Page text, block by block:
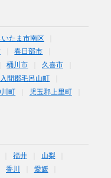
いたま市南区
春日部市
桶川市
久喜市
入間郡毛呂山町
川町
児玉郡上里町
福井
山梨
香川
愛媛